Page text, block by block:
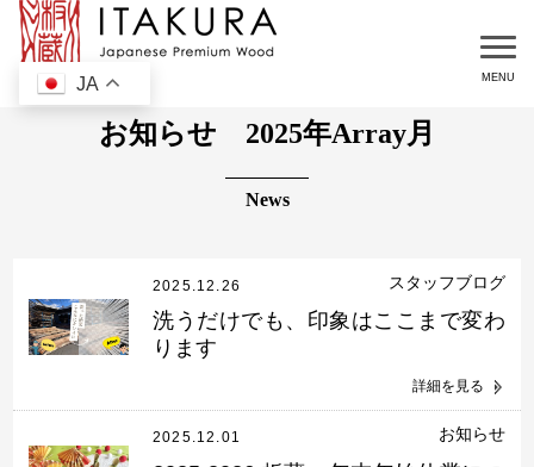
JA
お知らせ 2025年Array月
2025.12.26 スタッフブログ
洗うだけでも、印象はここまで変わ
ります
詳細を見る
2025.12.01 お知らせ